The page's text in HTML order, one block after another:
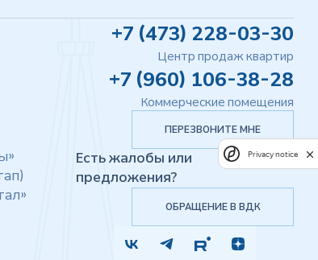
+7 (473) 228-03-30
Центр продаж квартир
+7 (960) 106-38-28
Коммерческие помещения
ПЕРЕЗВОНИТЕ МНЕ
Есть жалобы или
предложения?
ОБРАЩЕНИЕ В ВДК
Privacy notice